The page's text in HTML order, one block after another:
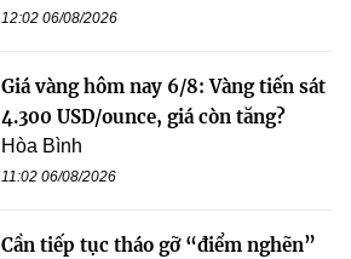
12:02 06/08/2026
Giá vàng hôm nay 6/8: Vàng tiến sát
4.300 USD/ounce, giá còn tăng?
Hòa Bình
11:02 06/08/2026
Cần tiếp tục tháo gỡ “điểm nghẽn”